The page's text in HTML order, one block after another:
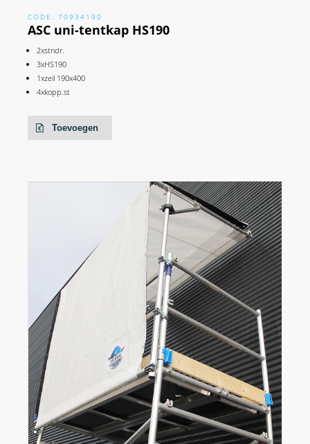
CODE: 70934190
ASC uni-tentkap HS190
2xstndr.
3xHS190
1xzeil 190x400
4xkopp.st
Toevoegen